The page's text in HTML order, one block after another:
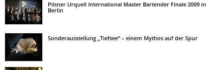
Pilsner Urquell International Master Bartender Finale 2009 in
Berlin
Sonderausstellung „Tiefsee“ – einem Mythos auf der Spur